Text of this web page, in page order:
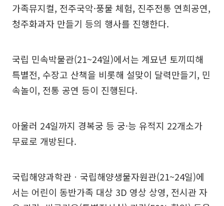
가족뮤지컬, 전주국악·풍물 체험, 진주전통 연희공연,
청주화과자 만들기 등의 행사를 진행한다.
국립 민속박물관(21~24일)에서는 계묘년 토끼띠해
특별전, 수장고 산책을 비롯해 설맞이 달력만들기, 민
속놀이, 전통 공연 등이 진행된다.
아울러 24일까지 경복궁 등 궁·능 유적지 22개소가
무료로 개방된다.
국립해양과학관ㆍ국립해양생물자원관(21~24일)에
서는 어린이 동반가족 대상 3D 영상 상영, 전시관 자